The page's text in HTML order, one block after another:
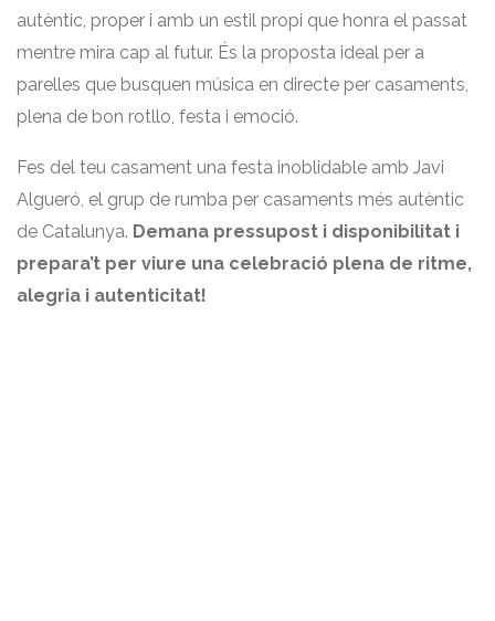
autèntic, proper i amb un estil propi que honra el passat
mentre mira cap al futur. És la proposta ideal per a
parelles que busquen música en directe per casaments,
plena de bon rotllo, festa i emoció.
Fes del teu casament una festa inoblidable amb Javi
Algueró, el grup de rumba per casaments més autèntic
de Catalunya. Demana pressupost i disponibilitat i
prepara’t per viure una celebració plena de ritme,
alegria i autenticitat!